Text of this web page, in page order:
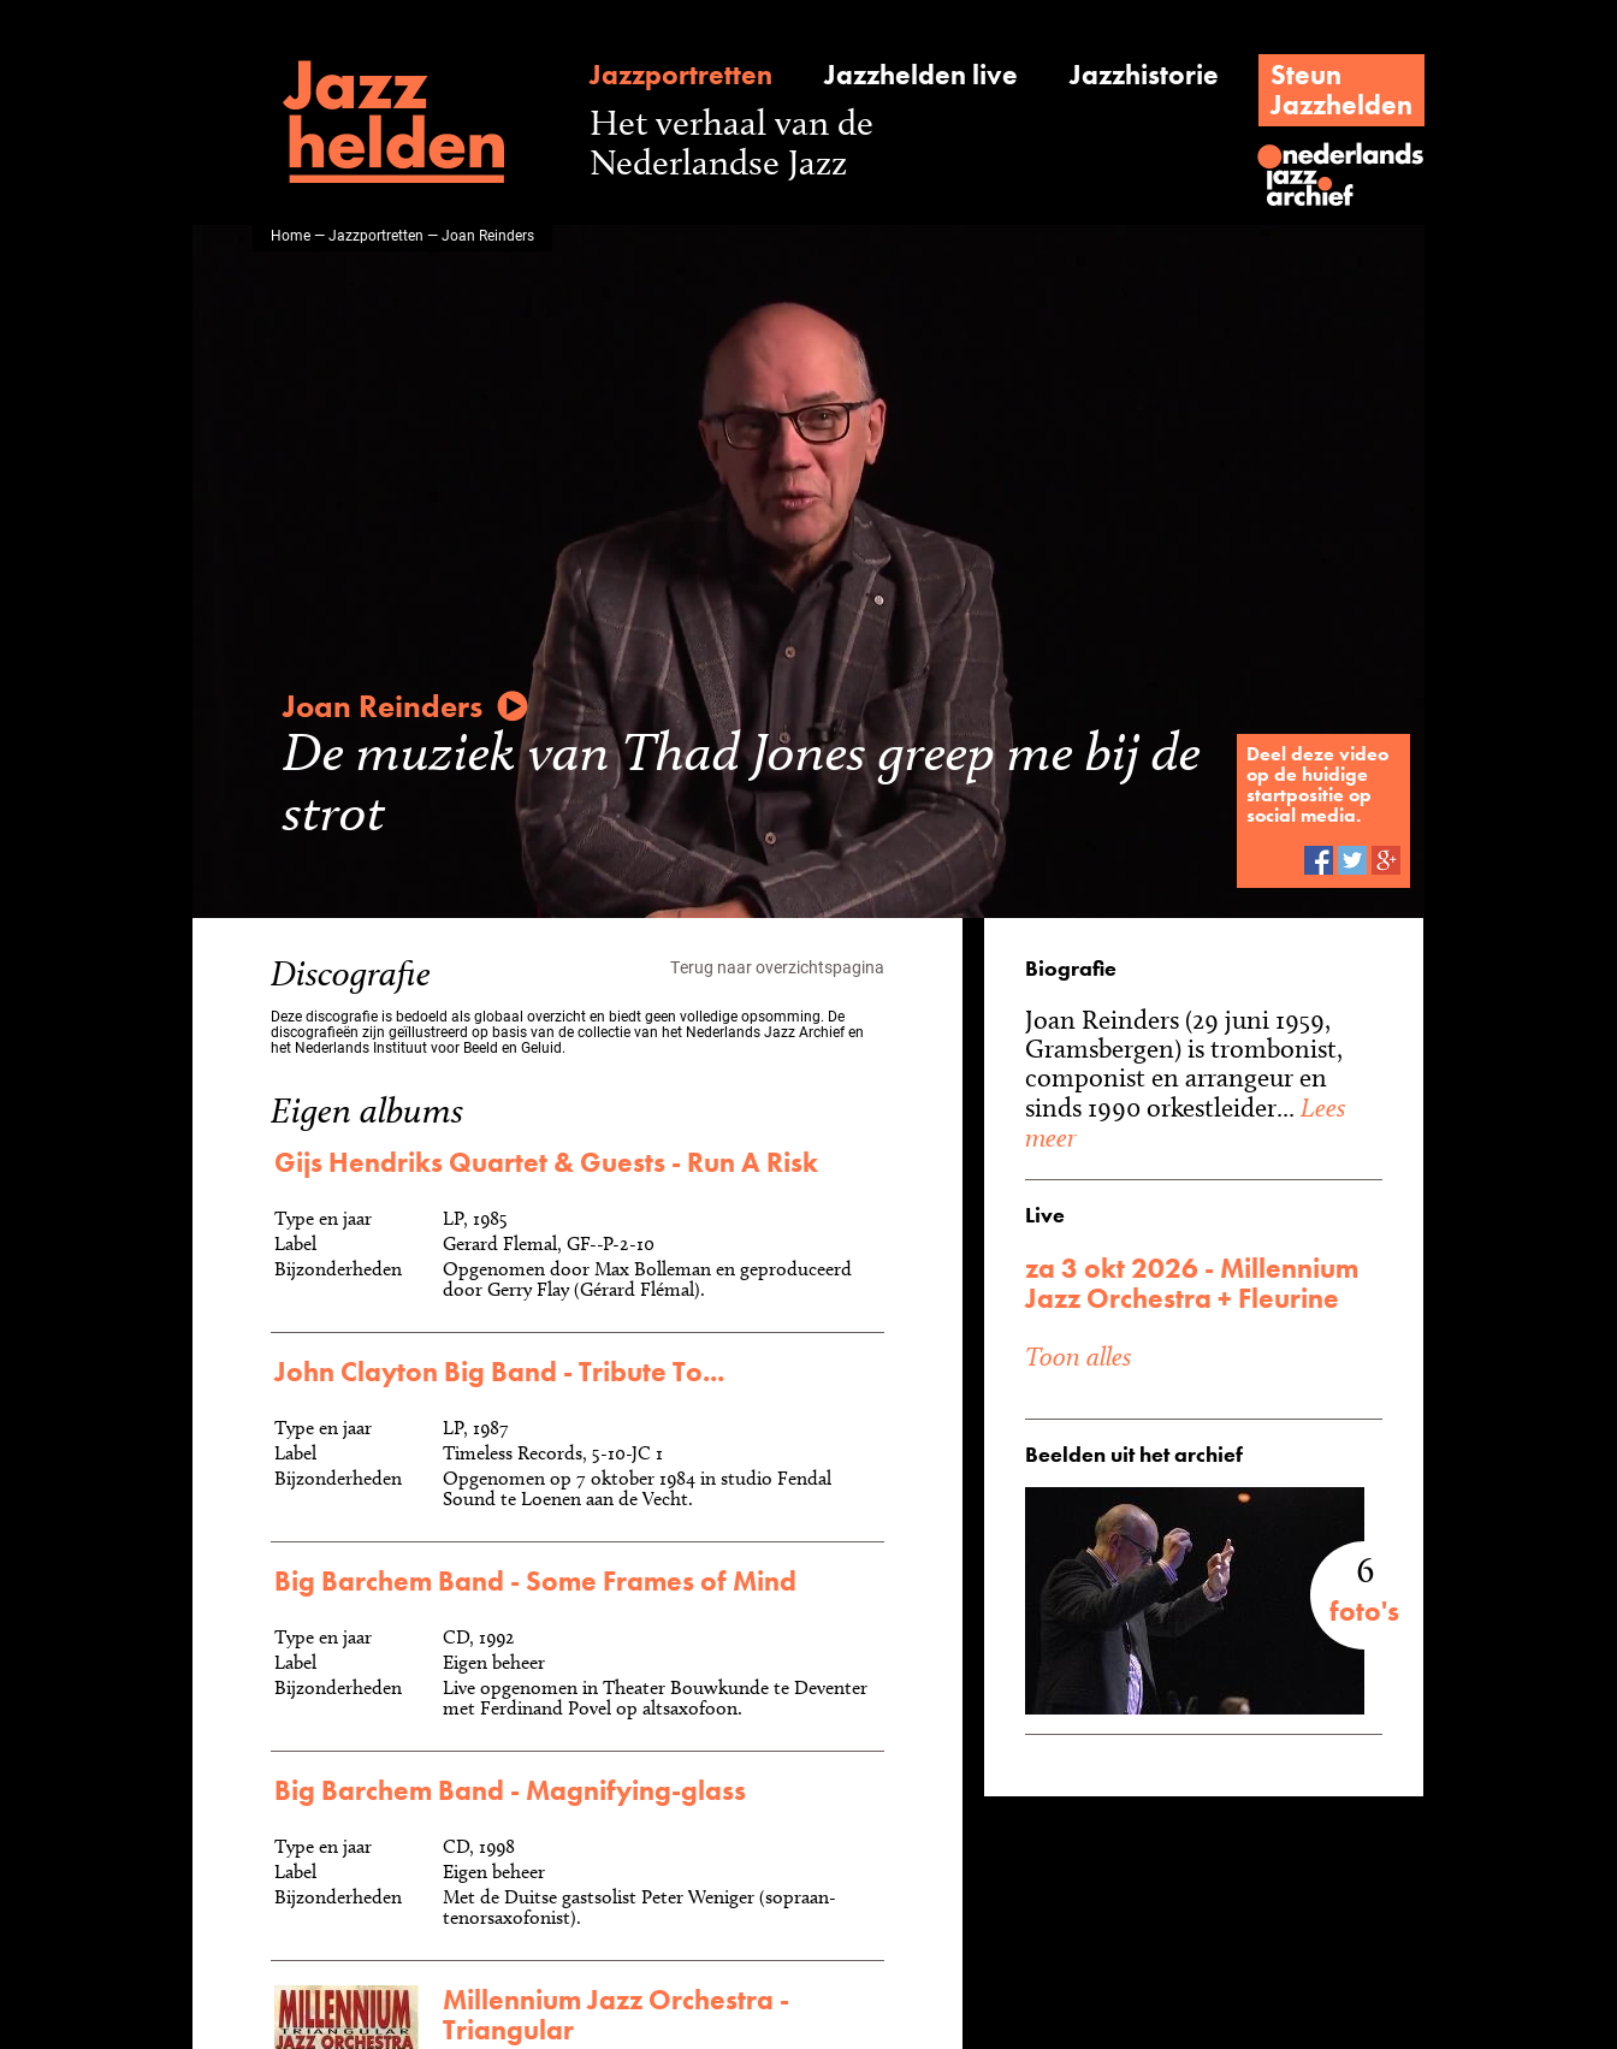
Jazzportretten Jazzhelden live Jazzhistorie
Steun
Jazzhelden
Het verhaal van de
Nederlandse Jazz
Home—Jazzportretten — Joan Reinders
Joan Reinders
De muziek van Thad Jones greep me bij de
strot
Deel deze video
op de huidige
startpositie op
social media.
Discografie Terug naar overzichtspagina
Deze discografie is bedoeld als globaal overzicht en biedt geen volledige opsomming. De
discografieën zijn geïllustreerd op basis van de collectie van het Nederlands Jazz Archief en
het Nederlands Instituut voor Beeld en Geluid.
Eigen albums
Gijs Hendriks Quartet & Guests - Run A Risk
Type en jaar
LP, 1985
Label
Gerard Flemal, GF--P-2-10
Bijzonderheden
Opgenomen door Max Bolleman en geproduceerd
door Gerry Flay (Gérard Flémal).
John Clayton Big Band - Tribute To...
Type en jaar
LP, 1987
Label
Timeless Records, 5-10-JC 1
Bijzonderheden
Opgenomen op 7 oktober 1984 in studio Fendal
Sound te Loenen aan de Vecht.
Big Barchem Band - Some Frames of Mind
Type en jaar
CD, 1992
Label
Eigen beheer
Bijzonderheden
Live opgenomen in Theater Bouwkunde te Deventer
met Ferdinand Povel op altsaxofoon.
Big Barchem Band - Magnifying-glass
Type en jaar
CD, 1998
Label
Eigen beheer
Bijzonderheden
Met de Duitse gastsolist Peter Weniger (sopraan-
tenorsaxofonist).
Millennium Jazz Orchestra -
Triangular
Biografie
Joan Reinders (29 juni 1959,
Gramsbergen) is trombonist,
componist en arrangeur en
sinds 1990 orkestleider... Lees
meer
Live
za 3 okt 2026 - Millennium
Jazz Orchestra + Fleurine
Toon alles
Beelden uit het archief
6
foto's